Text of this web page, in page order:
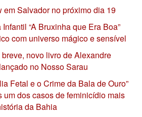
em Salvador no próximo dia 19
“A Bruxinha que Era Boa”
com universo mágico e sensível
novo livro de Alexandre
no Nosso Sarau
Fetal e o Crime da Bala de Ouro”
um dos casos de feminicídio mais
da Bahia